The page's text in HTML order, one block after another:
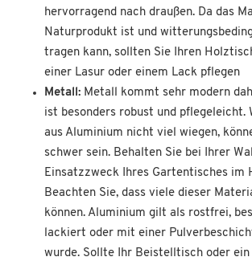
hervorragend nach draußen. Da das
Naturprodukt ist und
tragen kann, sollten Sie Ihren
einer Lasur oder einem Lack pflegen
Metall: Metall kommt sehr modern
ist besonders robust und pflegeleicht.
aus Aluminium nicht viel wiegen,
schwer sein. Behalten Sie bei Ihrer
Einsatzzweck Ihres Gartentisches im
Beachten Sie, dass viele dieser
können. Aluminium gilt als rostfrei,
lackiert oder mit einer
wurde. Sollte Ihr Beistelltisch oder ein